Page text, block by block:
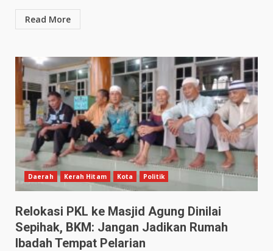
Read More
Daerah Kerah Hitam Kota Politik
Relokasi PKL ke Masjid Agung Dinilai
Sepihak, BKM: Jangan Jadikan Rumah
Ibadah Tempat Pelarian